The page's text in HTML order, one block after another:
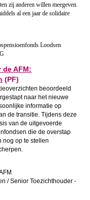
zij anderen willen meegeven.
al een jaar de solidaire
Loodsen
AFM:
(PF)
beoordeeld
naar het nieuwe
informatie op
de transitie. Tijdens deze
van de uitgevoerde
die de overstap
nog op te stellen
/ Senior Toezichthouder -